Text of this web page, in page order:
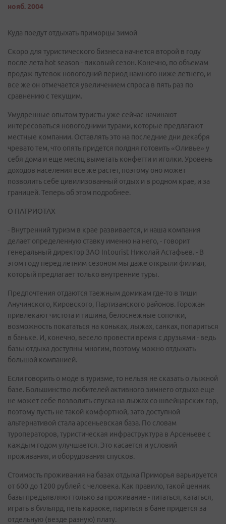
нояб. 2004
Куда поедут отдыхать приморцы зимой
Скоро для туристического бизнеса начнется второй в году
после лета hot season - пиковый сезон. Конечно, по объемам
продаж путевок новогодний период намного ниже летнего, и
все же он отмечается увеличением спроса в пять раз по
сравнению с текущим.
Умудренные опытом туристы уже сейчас начинают
интересоваться новогодними турами, которые предлагают
местные компании. Оставлять это на последние дни декабря
чревато тем, что опять придется полдня готовить «Оливье» у
себя дома и еще месяц выметать конфетти и иголки. Уровень
доходов населения все же растет, поэтому оно может
позволить себе цивилизованный отдых и в родном крае, и за
границей. Теперь об этом подробнее.
О ПАТРИОТАХ
- Внутренний туризм в крае развивается, и наша компания
делает определенную ставку именно на него, - говорит
генеральный директор ЗАО Intourist Николай Астафьев. - В
этом году перед летним сезоном мы даже открыли филиал,
который предлагает только внутренние туры.
Предпочтения отдаются таежным домикам где-то в тиши
Анучинского, Кировского, Партизанского районов. Горожан
привлекают чистота и тишина, белоснежные сопочки,
возможность покататься на коньках, лыжах, санках, попариться
в баньке. И, конечно, весело провести время с друзьями - ведь
базы отдыха доступны многим, поэтому можно отдыхать
большой компанией.
Если говорить о моде в туризме, то нельзя не сказать о лыжной
базе. Большинство любителей активного зимнего отдыха еще
не может себе позволить спуска на лыжах со швейцарских гор,
поэтому пусть не такой комфортной, зато доступной
альтернативой стала арсеньевская база. По словам
туроператоров, туристическая инфраструктура в Арсеньеве с
каждым годом улучшается. Это касается и условий
проживания, и оборудования спусков.
Стоимость проживания на базах отдыха Приморья варьируется
от 600 до 1200 рублей с человека. Как правило, такой ценник
базы предъявляют только за проживание - питаться, кататься,
играть в бильярд, петь караоке, париться в бане придется за
отдельную (везде разную) плату.